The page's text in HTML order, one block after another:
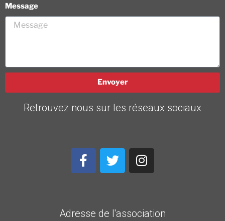
Message
Envoyer
Retrouvez nous sur les réseaux sociaux
Adresse de l'association